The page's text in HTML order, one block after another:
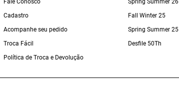
Fale Conosco
Cadastro
Acompanhe seu pedido
Troca Fácil
Política de Troca e Devolução
Spring Summer 26
Fall Winter 25
Spring Summer 25
Desfile 50Th